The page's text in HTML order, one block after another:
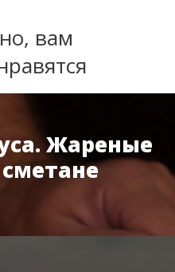
вам
Жареные